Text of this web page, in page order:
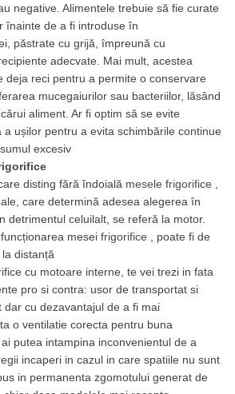
calzi
kebab
cuva
cuve
Fry Top
suprafata
suprafata
negative. Alimentele trebuie să fie curate
înainte de a fi introduse în
păstrate cu grijă, împreună cu
adecvate. Mai mult, acestea
deja reci pentru a permite o conservare
mucegaiurilor sau bacteriilor, lăsând
aliment. Ar fi optim să se evite
ușilor pentru a evita schimbările continue
excesiv
disting fără îndoială mesele frigorifice
care determină adesea alegerea în
detrimentul celuilalt, se referă la motor.
mesei frigorifice , poate fi de
distanță
cu motoare interne, te vei trezi in fata
pro si contra: usor de transportat si
dar cu dezavantajul de a fi mai
o ventilatie corecta pentru buna
putea intampina inconvenientul de a
incaperi in cazul in care spatiile nu sunt
in permanenta zgomotului generat de